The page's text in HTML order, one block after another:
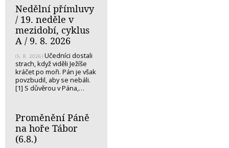
Nedělní přímluvy
/ 19. neděle v
mezidobí, cyklus
A / 9. 8. 2026
(5. 8. 2026) Učedníci dostali
strach, když viděli Ježíše
kráčet po moři. Pán je však
povzbudil, aby se nebáli.
[1] S důvěrou v Pána,…
Proměnění Páně
na hoře Tábor
(6.8.)